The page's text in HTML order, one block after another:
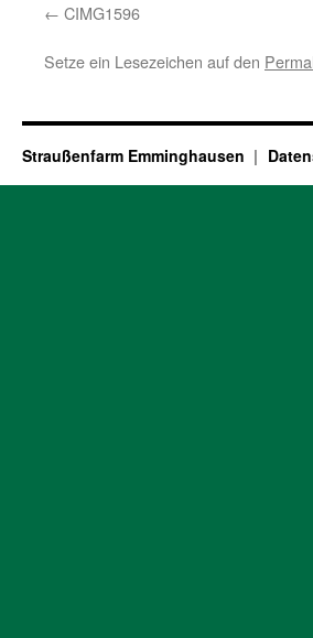
CIMG1596
Setze ein Lesezeichen auf den
Straußenfarm Emminghausen